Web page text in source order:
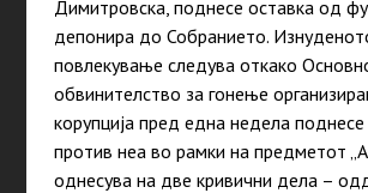
Димитровска, поднесе оставка од
депонира до Собранието.
повлекување следува откако
обвинителство за гонење
корупција пред една недела
против неа во рамки на предметот
однесува на две кривични дела –